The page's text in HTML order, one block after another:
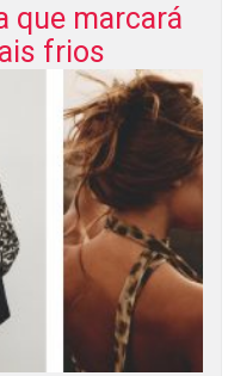
que marcará
frios